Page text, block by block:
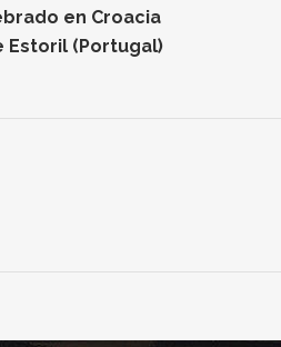
en Croacia
Estoril (Portugal)